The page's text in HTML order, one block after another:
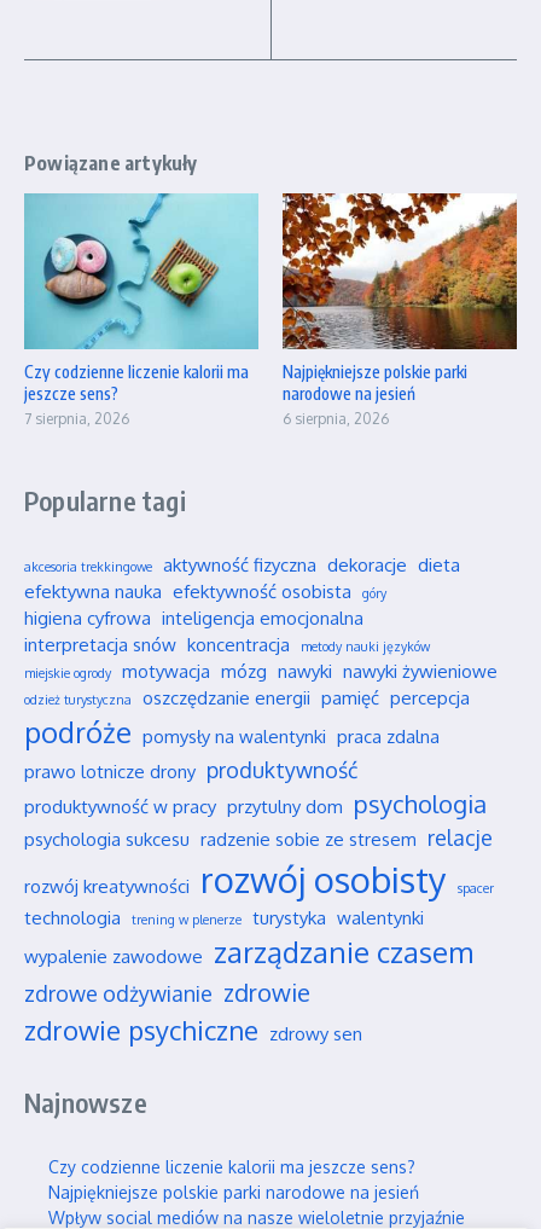
Powiązane artykuły
Czy codzienne liczenie kalorii ma
jeszcze sens?
7 sierpnia, 2026
Najpiękniejsze polskie parki
narodowe na jesień
6 sierpnia, 2026
Popularne tagi
akcesoria trekkingowe aktywność fizyczna dekoracje dieta
efektywna nauka efektywność osobista góry
higiena cyfrowa inteligencja emocjonalna
interpretacja snów koncentracja
metody nauki języków
miejskie ogrody
motywacja mózg nawyki nawyki żywieniowe
odzież turystyczna oszczędzanie energii pamięć percepcja
podróże pomysły na walentynki praca zdalna
prawo lotnicze drony produktywność
produktywność w pracy przytulny dom psychologia
psychologia sukcesu radzenie sobie ze stresem relacje
rozwój kreatywności rozwój osobisty spacer
technologia trening w plenerze turystyka walentynki
wypalenie zawodowe zarządzanie czasem
zdrowe odżywianie zdrowie
zdrowie psychiczne zdrowy sen
Najnowsze
Czy codzienne liczenie kalorii ma jeszcze sens?
Najpiękniejsze polskie parki narodowe na jesień
Wpływ social mediów na nasze wieloletnie przyjaźnie